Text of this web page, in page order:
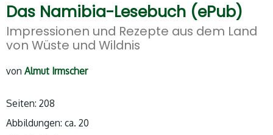
Das Namibia-Lesebuch (ePub)
Impressionen und Rezepte aus dem Land
von Wüste und Wildnis
von Almut Irmscher
Seiten: 208
Abbildungen: ca. 20